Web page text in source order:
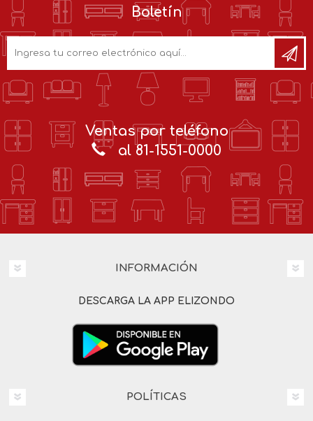
Boletín
Ventas por teléfono
al 81-1551-0000
INFORMACIÓN
DESCARGA LA APP ELIZONDO
POLÍTICAS